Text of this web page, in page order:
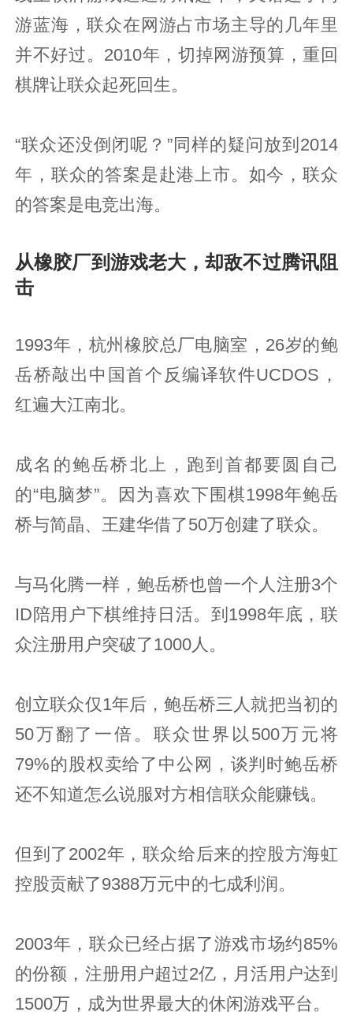
游蓝海，联众在网游占市场主导的几年里
并不好过。2010年，切掉网游预算，重回
棋牌让联众起死回生。
“联众还没倒闭呢？”同样的疑问放到2014
年，联众的答案是赴港上市。如今，联众
的答案是电竞出海。
从橡胶厂到游戏老大，却敌不过腾讯阻
击
1993年，杭州橡胶总厂电脑室，26岁的鲍
岳桥敲出中国首个反编译软件UCDOS，
红遍大江南北。
成名的鲍岳桥北上，跑到首都要圆自己
的“电脑梦”。因为喜欢下围棋1998年鲍岳
桥与简晶、王建华借了50万创建了联众。
与马化腾一样，鲍岳桥也曾一个人注册3个
ID陪用户下棋维持日活。到1998年底，联
众注册用户突破了1000人。
创立联众仅1年后，鲍岳桥三人就把当初的
50万翻了一倍。联众世界以500万元将
79%的股权卖给了中公网，谈判时鲍岳桥
还不知道怎么说服对方相信联众能赚钱。
但到了2002年，联众给后来的控股方海虹
控股贡献了9388万元中的七成利润。
2003年，联众已经占据了游戏市场约85%
的份额，注册用户超过2亿，月活用户达到
1500万，成为世界最大的休闲游戏平台。